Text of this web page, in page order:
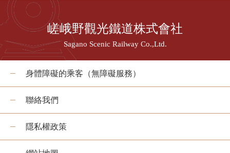
嵯峨地區
嵐山地區
保津峽地區
龜岡地區
此處預訂票券
嵯峨野觀光鐵道株式會社
Sagano Scenic Railway Co.,Ltd.
身體障礙的乘客（無障礙服務）
聯絡我們
隱私權政策